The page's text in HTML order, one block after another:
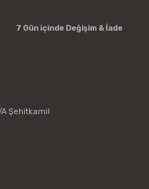
7 Gün içinde Değişim & İade
A Şehitkamil